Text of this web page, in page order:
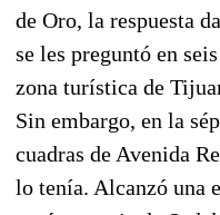
de Oro, la respuesta
se les preguntó en
zona turística de
Sin embargo, en la
cuadras de Avenida
lo tenía. Alcanzó una